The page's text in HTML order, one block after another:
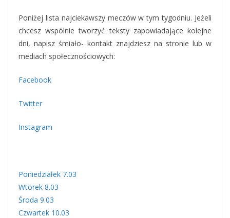
Poniżej lista najciekawszy meczów w tym tygodniu. Jeżeli
chcesz wspólnie tworzyć teksty zapowiadające kolejne
dni, napisz śmiało- kontakt znajdziesz na stronie lub w
mediach społecznościowych:
Facebook
Twitter
Instagram
Poniedziałek 7.03
Wtorek 8.03
Środa 9.03
Czwartek 10.03